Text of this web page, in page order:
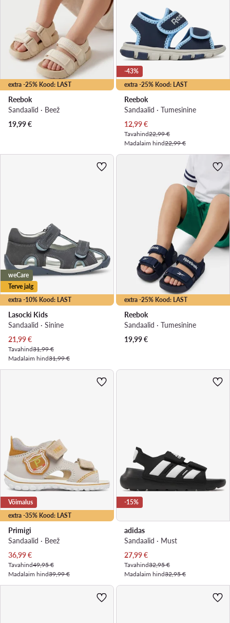
extra -25% Kood: LAST
Reebok
Sandaalid · Beež
19,99€
extra -25% Kood: LAST
-43%
Reebok
Sandaalid · Tumesinine
Praegune hind
12,99€
Tavahind22,99 €
Madalaim hind22,99 €
extra -10% Kood: LAST
weCare
Terve jalg
Lasocki Kids
Sandaalid · Sinine
Praegune hind
21,99€
Tavahind31,99 €
Madalaim hind31,99 €
extra -25% Kood: LAST
Reebok
Sandaalid · Tumesinine
19,99€
extra -35% Kood: LAST
Võimalus
Primigi
Sandaalid · Beež
Praegune hind
36,99€
Tavahind49,95 €
Madalaim hind39,99 €
-15%
adidas
Sandaalid · Must
Praegune hind
27,99€
Tavahind32,95 €
Madalaim hind32,95 €